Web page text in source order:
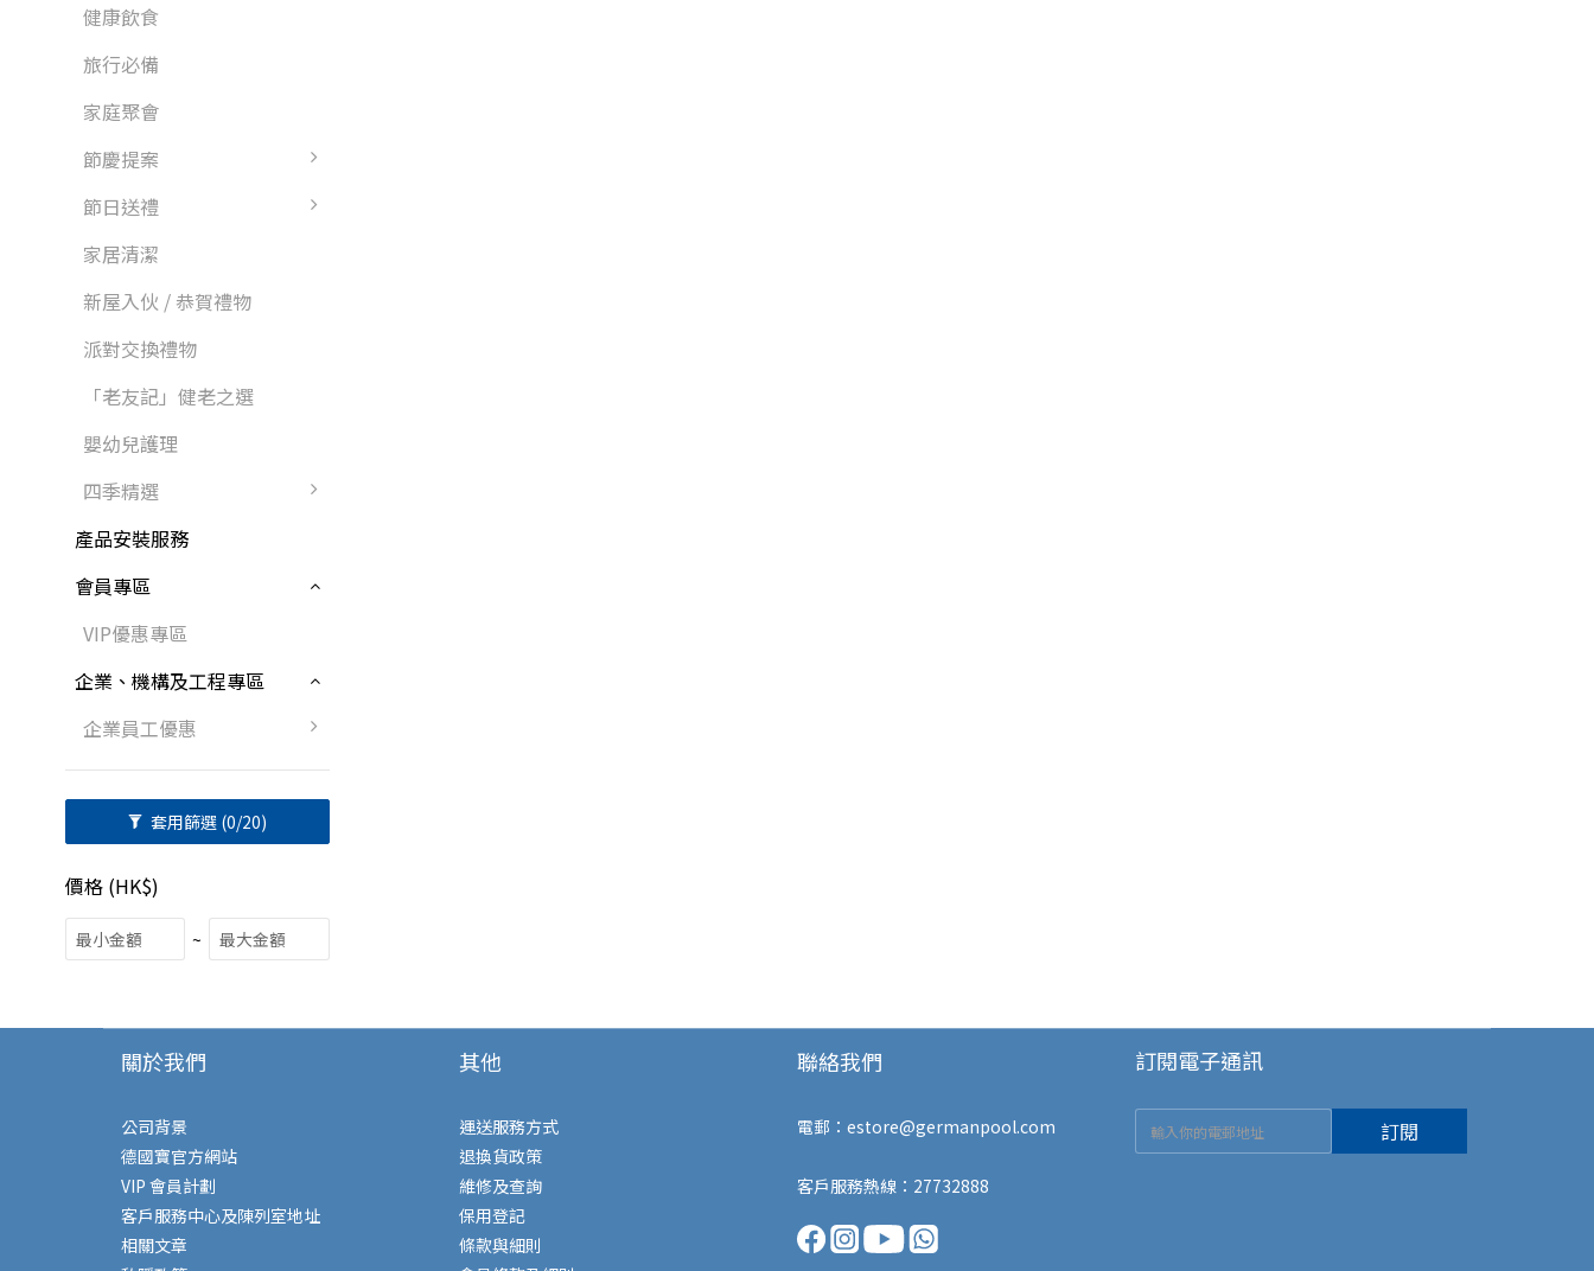
健康飲食
旅行必備
家庭聚會
節慶提案
節日送禮
家居清潔
新屋入伙 / 恭賀禮物
派對交換禮物
「老友記」健老之選
嬰幼兒護理
四季精選
產品安裝服務
會員專區
VIP優惠專區
企業、機構及工程專區
企業員工優惠
套用篩選 (0/20)
價格 (HK$)
~
關於我們
公司背景
德國寶官方網站
VIP 會員計劃
客戶服務中心及陳列室地址
相關文章
其他
運送服務方式
退換貨政策
維修及查詢
保用登記
條款與細則
聯絡我們
電郵： estore@germanpool.com
客戶服務熱線：27732888
訂閱電子通訊
訂閱